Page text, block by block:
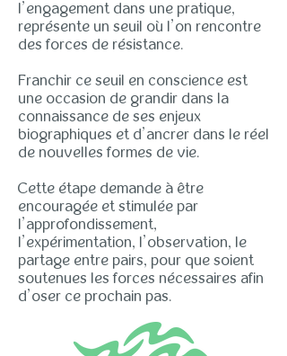
l’engagement dans une pratique,
représente un seuil où l’on rencontre
des forces de résistance.
Franchir ce seuil en conscience est
une occasion de grandir dans la
connaissance de ses enjeux
biographiques et d’ancrer dans le réel
de nouvelles formes de vie.
Cette étape demande à être
encouragée et stimulée par
l’approfondissement,
l’expérimentation, l’observation, le
partage entre pairs, pour que soient
soutenues les forces nécessaires afin
d’oser ce prochain pas.